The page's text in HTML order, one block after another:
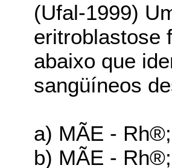
(Ufal-1999)
eritroblastose
abaixo que
sangüíneos
a) MÃE -
b) MÃE -